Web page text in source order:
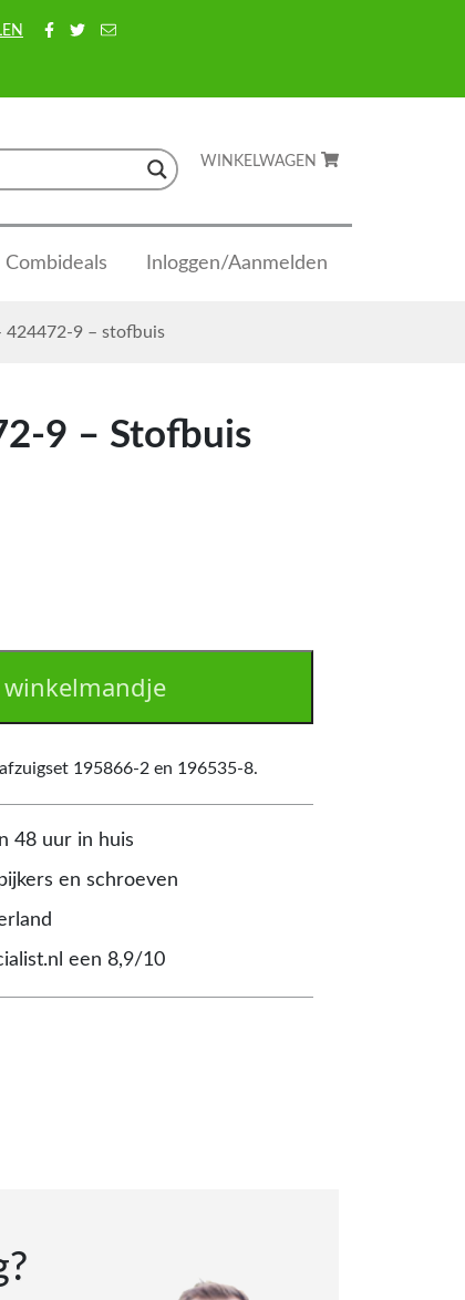
WINKELWAGEN
Combideals Inloggen/Aanmelden
424472-9 – stofbuis
9 – Stofbuis
195866-2 en 196535-8.
48 uur in huis
en schroeven
een 8,9/10